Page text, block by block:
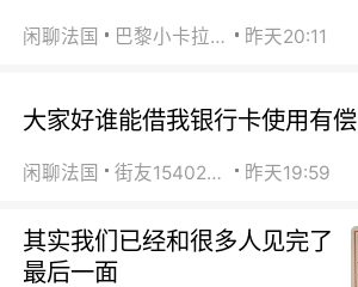
闲聊法国 巴黎小卡拉咪 昨天20:11
大家好谁能借我银行卡使用有偿
闲聊法国 街友15402223 昨天19:59
其实我们已经和很多人见完了
最后一面